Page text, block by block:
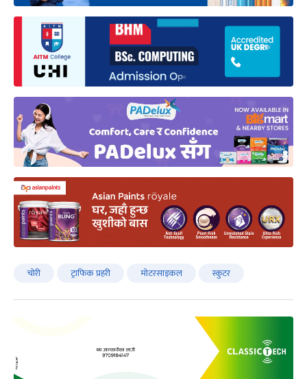
चोरी ट्राफिक प्रहरी मोटरसाइकल स्कुटर